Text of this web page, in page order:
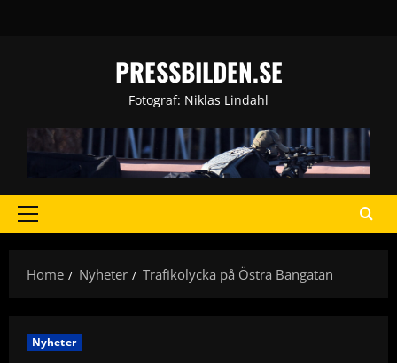
PRESSBILDEN.SE
Fotograf: Niklas Lindahl
Primary
Home
Nyheter Trafikolycka på Östra Bangatan
Nyheter